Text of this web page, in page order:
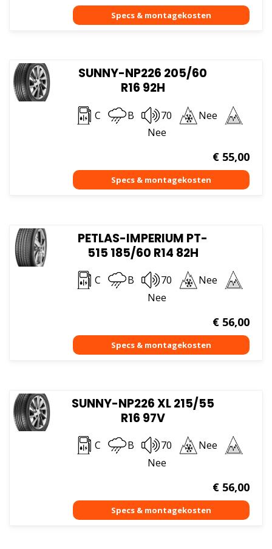
SUNNY-NP226 205/60
R16 92H
C B 70
Nee
Nee
€55,00
PETLAS-IMPERIUM PT-
515 185/60 R14 82H
C B 70
Nee
Nee
€56,00
SUNNY-NP226 XL 215/55
R16 97V
C B 70
Nee
Nee
€56,00